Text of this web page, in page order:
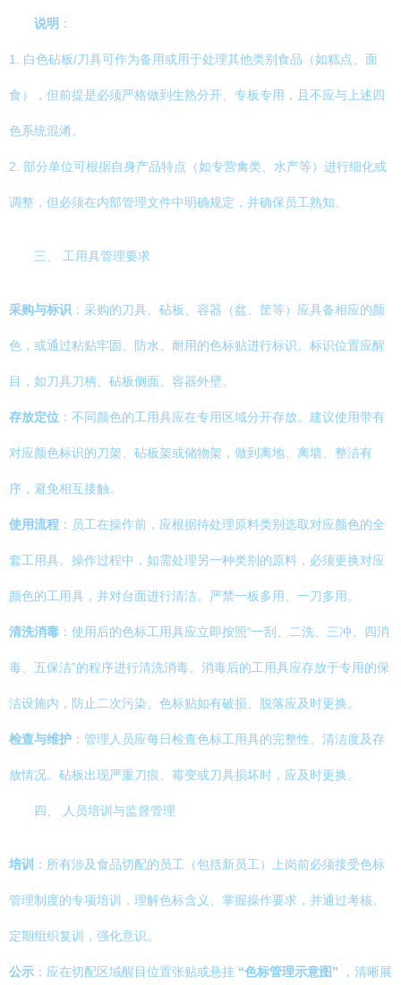
说明 ：
1. 白色砧板/刀具可作为备用或用于处理其他类别食品（如糕点、面
食），但前提是必须严格做到生熟分开、专板专用，且不应与上述四
色系统混淆。
2. 部分单位可根据自身产品特点（如专营禽类、水产等）进行细化或
调整，但必须在内部管理文件中明确规定，并确保员工熟知。
三、 工用具管理要求
采购与标识 ：采购的刀具、砧板、容器（盆、筐等）应具备相应的颜
色，或通过粘贴牢固、防水、耐用的色标贴进行标识。标识位置应醒
目，如刀具刀柄、砧板侧面、容器外壁。
存放定位 ：不同颜色的工用具应在专用区域分开存放。建议使用带有
对应颜色标识的刀架、砧板架或储物架，做到离地、离墙、整洁有
序，避免相互接触。
使用流程 ：员工在操作前，应根据待处理原料类别选取对应颜色的全
套工用具。操作过程中，如需处理另一种类别的原料，必须更换对应
颜色的工用具，并对台面进行清洁。严禁一板多用、一刀多用。
清洗消毒 ：使用后的色标工用具应立即按照“一刮、二洗、三冲、四消
毒、五保洁”的程序进行清洗消毒。消毒后的工用具应存放于专用的保
洁设施内，防止二次污染。色标贴如有破损、脱落应及时更换。
检查与维护 ：管理人员应每日检查色标工用具的完整性、清洁度及存
放情况。砧板出现严重刀痕、霉变或刀具损坏时，应及时更换。
四、 人员培训与监督管理
培训 ：所有涉及食品切配的员工（包括新员工）上岗前必须接受色标
管理制度的专项培训，理解色标含义、掌握操作要求，并通过考核。
定期组织复训，强化意识。
公示 ：应在切配区域醒目位置张贴或悬挂 “色标管理示意图” ，清晰展